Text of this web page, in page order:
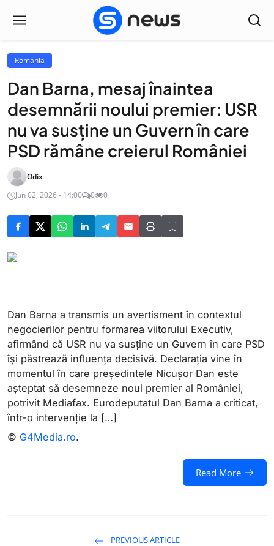
Romania
Dan Barna, mesaj înaintea
desemnării noului premier: USR
nu va susține un Guvern în care
PSD rămâne creierul României
Odix
Jun 02, 2026 - 14:00
0 0
Dan Barna a transmis un avertisment în contextul
negocierilor pentru formarea viitorului Executiv,
afirmând că USR nu va susține un Guvern în care PSD
își păstrează influența decisivă. Declarația vine în
momentul în care președintele Nicușor Dan este
așteptat să desemneze noul premier al României,
potrivit Mediafax. Eurodeputatul Dan Barna a criticat,
într-o intervenție la […]
© G4Media.ro.
Read More
PREVIOUS ARTICLE